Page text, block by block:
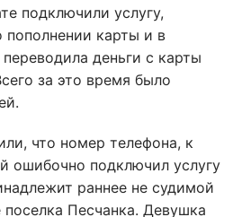
подключили услугу,
пополнении карты и в
деньги с карты
за это время было
что номер телефона, к
ошибочно подключил услугу
раннее не судимой
Песчанка. Девушка